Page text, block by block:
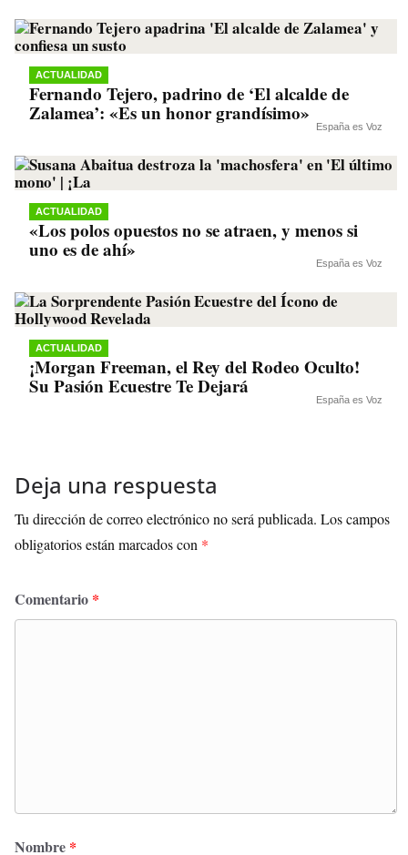
ACTUALIDAD
Fernando Tejero, padrino de ‘El alcalde de
Zalamea’: «Es un honor grandísimo»
España es Voz
ACTUALIDAD
«Los polos opuestos no se atraen, y menos si
uno es de ahí»
España es Voz
ACTUALIDAD
¡Morgan Freeman, el Rey del Rodeo Oculto!
Su Pasión Ecuestre Te Dejará
España es Voz
Deja una respuesta
Tu dirección de correo electrónico no será publicada. Los campos
obligatorios están marcados con *
Comentario *
Nombre *